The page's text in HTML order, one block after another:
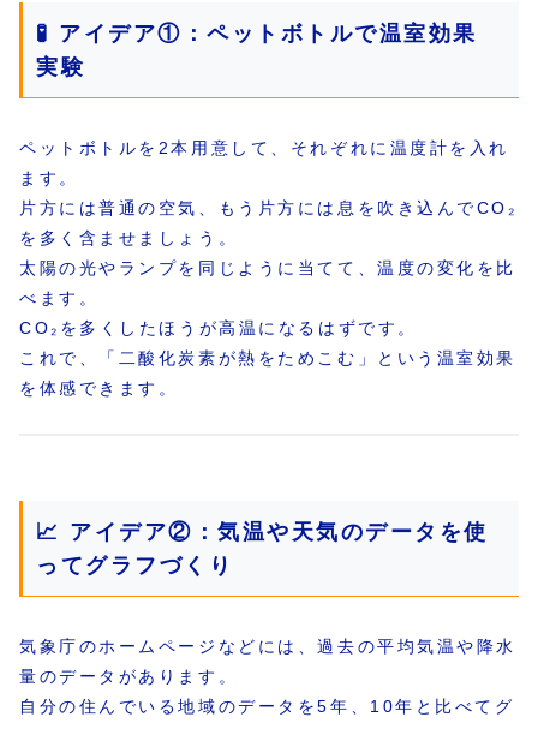
🧪 アイデア①：ペットボトルで温室効果
実験
ペットボトルを2本用意して、それぞれに温度計を入れ
ます。
片方には普通の空気、もう片方には息を吹き込んでCO₂
を多く含ませましょう。
太陽の光やランプを同じように当てて、温度の変化を比
べます。
CO₂を多くしたほうが高温になるはずです。
これで、「二酸化炭素が熱をためこむ」という温室効果
を体感できます。
📈 アイデア②：気温や天気のデータを使
ってグラフづくり
気象庁のホームページなどには、過去の平均気温や降水
量のデータがあります。
自分の住んでいる地域のデータを5年、10年と比べてグ